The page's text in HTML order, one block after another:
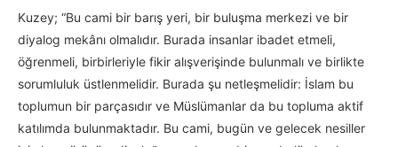
Kuzey; “Bu cami bir barış yeri, bir buluşma merkezi ve bir
diyalog mekânı olmalıdır. Burada insanlar ibadet etmeli,
öğrenmeli, birbirleriyle fikir alışverişinde bulunmalı ve birlikte
sorumluluk üstlenmelidir. Burada şu netleşmelidir: İslam bu
toplumun bir parçasıdır ve Müslümanlar da bu topluma aktif
katılımda bulunmaktadır. Bu cami, bugün ve gelecek nesiller